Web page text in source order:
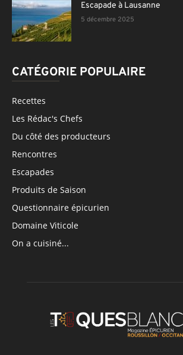
Escapade à Lausanne
5 décembre 2025
CATÉGORIE POPULAIRE
Recettes
Les Rédac's Chefs
Du côté des producteurs
Rencontres
Escapades
Produits de Saison
Questionnaire épicurien
Domaine Viticole
On a cuisiné...